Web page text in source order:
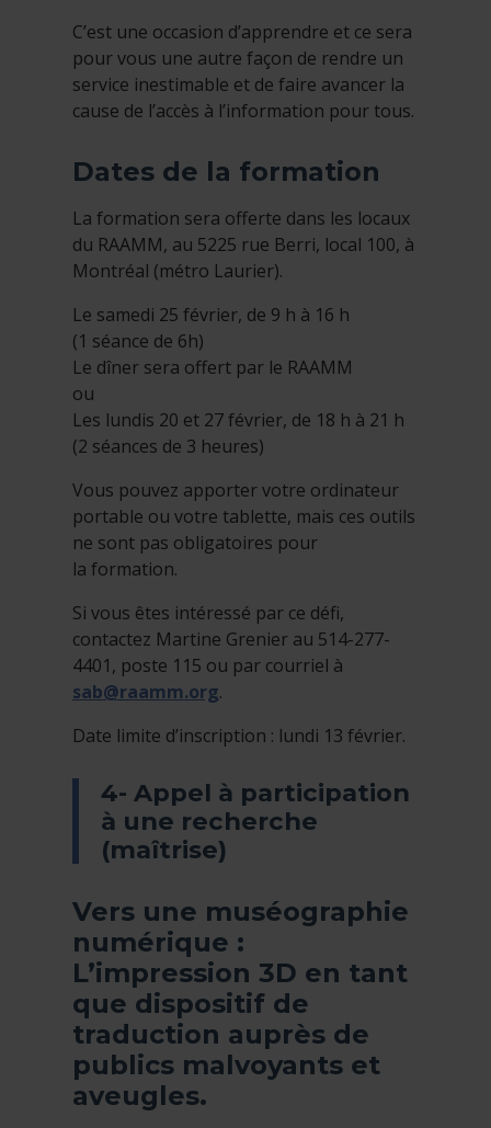
C’est une occasion d’apprendre et ce sera
pour vous une autre façon de rendre un
service inestimable et de faire avancer la
cause de l’accès à l’information pour tous.
Dates de la formation
La formation sera offerte dans les locaux
du RAAMM, au 5225 rue Berri, local 100, à
Montréal (métro Laurier).
Le samedi 25 février, de 9 h à 16 h
(1 séance de 6h)
Le dîner sera offert par le RAAMM
ou
Les lundis 20 et 27 février, de 18 h à 21 h
(2 séances de 3 heures)
Vous pouvez apporter votre ordinateur
portable ou votre tablette, mais ces outils
ne sont pas obligatoires pour
la formation.
Si vous êtes intéressé par ce défi,
contactez Martine Grenier au 514-277-
4401, poste 115 ou par courriel à
sab@raamm.org.
Date limite d’inscription : lundi 13 février.
4- Appel à participation
à une recherche
(maîtrise)
Vers une muséographie
numérique :
L’impression 3D en tant
que dispositif de
traduction auprès de
publics malvoyants et
aveugles.